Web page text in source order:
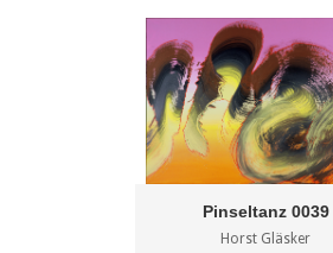
Pinseltanz 0039
Horst Gläsker